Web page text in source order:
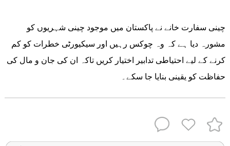
چینی سفارت خانے نے پاکستان میں موجود چینی شہریوں کو
مشورہ دیا ہے کہ وہ چوکس رہیں اور سیکیورٹی خطرات کو کم
کرنے کے لیے احتیاطی تدابیر اختیار کریں تاکہ ان کی جان و مال کی
حفاظت کو یقینی بنایا جا سکے۔